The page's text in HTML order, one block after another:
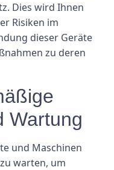
Dies wird Ihnen
Risiken im
dieser Geräte
zu deren
Wartung
und Maschinen
warten, um